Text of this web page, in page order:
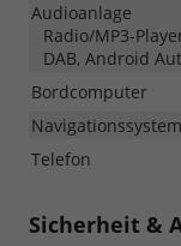
Audioanlage
Radio/MP3-
DAB, Android
Bordcomputer
Navigationssystem
Telefon
Sicherheit &